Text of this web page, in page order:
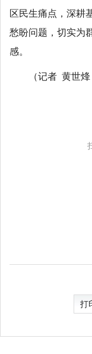
区民生痛点，深耕
愁盼问题，切实为
感。
（记者 黄世
打